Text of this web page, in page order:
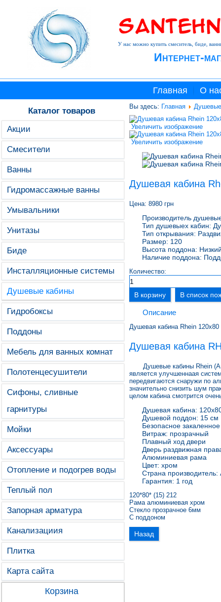
Интернет-
У нас можно купить смеситель, биде,
Главная О
Каталог товаров
Акции
Смесители
Ванны
Гидромассажные ванны
Умывальники
Унитазы
Биде
Инсталляционные системы
Душевые кабины
Гидробоксы
Поддоны
Мебель для ванных комнат
Полотенцесушители
Сифоны, сливные
гарнитуры
Мойки
Аксессуары
Отопление и подогрев воды
Теплый пол
Запорная арматура
Канализациия
Плитка
Карта сайта
Корзина
Вы здесь: Главная
Увеличить изображение
Увеличить изображение
Душевая кабина
Цена: 8980 грн
Производитель
Тип душевыех кабин:
Тип открывания:
Размер: 120
Высота поддона:
Наличие поддона:
Количество:
Описание
Душевая кабина Rhein
Душевая кабина
Душевые кабины Rhein
является улучшеннаая
передвигаются снаружи по
значительно снизить шум
целом кабина смотрится
Душевая кабина:
Душевой поддон: 15 см
Безопасное
Витраж: прозрачный
Плавный ход двери
Дверь раздвижная
Алюминиевая рама
Цвет: хром
Страна производитель:
Гарантия: 1 год
120*80* (15) 212
Рама алюминиевая хром
Стекло прозрачное 6мм
С поддоном